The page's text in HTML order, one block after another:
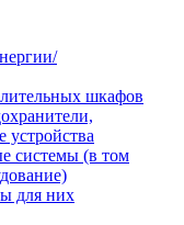
шкафов
устройства
системы (в том
для них